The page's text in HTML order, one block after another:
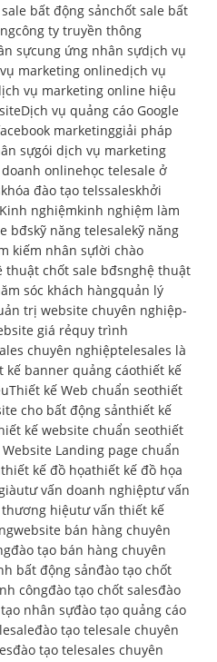
bất động sảnchốt sale bất
công ty truyền thông
sựcung ứng nhân sựdịch vụ
marketing onlinedịch vụ
vụ marketing online hiệu
Dịch vụ quảng cáo Google
marketinggiải pháp
sựgói dịch vụ marketing
onlinehọc telesale ở
khóa đào tạo telssaleskhởi
Kinh nghiệmkinh nghiệm làm
bđskỹ năng telesalekỹ năng
kiếm nhân sựlời chào
thuật chốt sale bđsnghệ thuật
sóc khách hàngquản lý
trị website chuyên nghiệp-
giá rẻquy trình
chuyên nghiệptelesales là
kế banner quảng cáothiết kế
Thiết kế Web chuẩn seothiết
cho bất động sảnthiết kế
kế website chuẩn seothiết
Landing page chuẩn
thiết kế đồ họathiết kế đồ họa
tư vấn doanh nghiệptư vấn
hiệutư vấn thiết kế
website bán hàng chuyên
đào tạo bán hàng chuyên
bất động sảnđào tạo chốt
côngđào tạo chốt salesđào
nhân sựđào tạo quảng cáo
đào tạo telesale chuyên
đào tạo telesales chuyên